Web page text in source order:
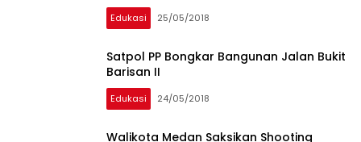
Edukasi 25/05/2018
Satpol PP Bongkar Bangunan Jalan Bukit
Barisan II
Edukasi 24/05/2018
Walikota Medan Saksikan Shooting